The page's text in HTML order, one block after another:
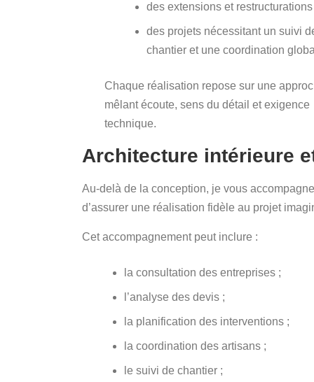
des extensions et restructurations
des projets nécessitant un suivi
chantier et une coordination
Chaque réalisation repose sur une
mêlant écoute, sens du détail et exigence
technique.
Architecture intérieure
Au-delà de la conception, je vous
d’assurer une réalisation fidèle au projet
Cet accompagnement peut inclure :
la consultation des entreprises ;
l’analyse des devis ;
la planification des interventions ;
la coordination des artisans ;
le suivi de chantier ;